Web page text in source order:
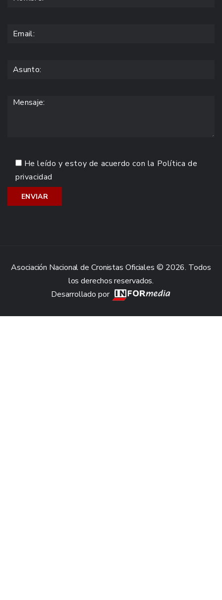
He leído y estoy de acuerdo con la Política de
privacidad
Asociación Nacional de Cronistas Oficiales © 2026. Todos
los derechos reservados.
Desarrollado por